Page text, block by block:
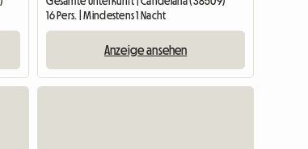
16 Pers. | Mindestens 1 Nacht
Anzeige ansehen